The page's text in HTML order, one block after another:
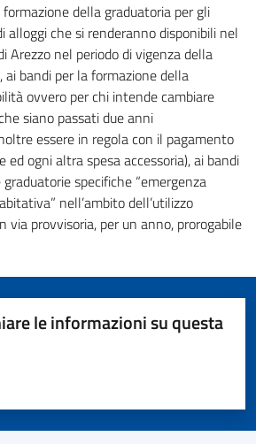
della graduatoria per gli
alloggi che si renderanno disponibili nel
Arezzo nel periodo di vigenza della
ai bandi per la formazione della
ovvero per chi intende cambiare
siano passati due anni
essere in regola con il pagamento
ed ogni altra spesa accessoria), ai bandi
specifiche “emergenza
nell’ambito dell’utilizzo
via provvisoria, per un anno, prorogabile
le informazioni su questa
5 stelle su 5
stelle su 5
su 5
5